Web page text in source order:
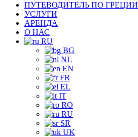
ПУТЕВОДИТЕЛЬ ПО ГРЕЦИИ
УСЛУГИ
АРЕНДА
О НАС
RU
BG
NL
EN
FR
EL
IT
RO
RU
SR
UK